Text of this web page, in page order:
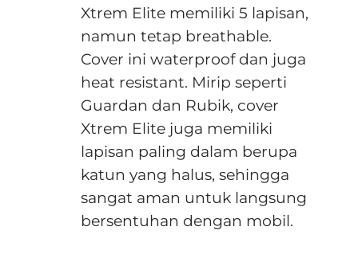
Xtrem Elite memiliki 5 lapisan,
namun tetap breathable.
Cover ini waterproof dan juga
heat resistant. Mirip seperti
Guardan dan Rubik, cover
Xtrem Elite juga memiliki
lapisan paling dalam berupa
katun yang halus, sehingga
sangat aman untuk langsung
bersentuhan dengan mobil.